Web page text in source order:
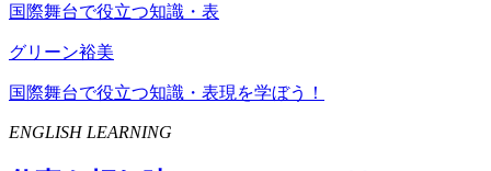
国際舞台で役立つ知識・表
グリーン裕美
国際舞台で役立つ知識・表現を学ぼう！
ENGLISH LEARNING